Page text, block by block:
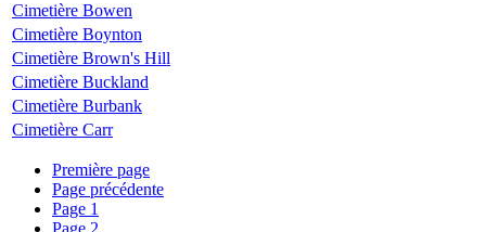
Cimetière Bowen
Cimetière Boynton
Cimetière Brown's Hill
Cimetière Buckland
Cimetière Burbank
Cimetière Carr
Première page
Page précédente
Page 1
Page 2